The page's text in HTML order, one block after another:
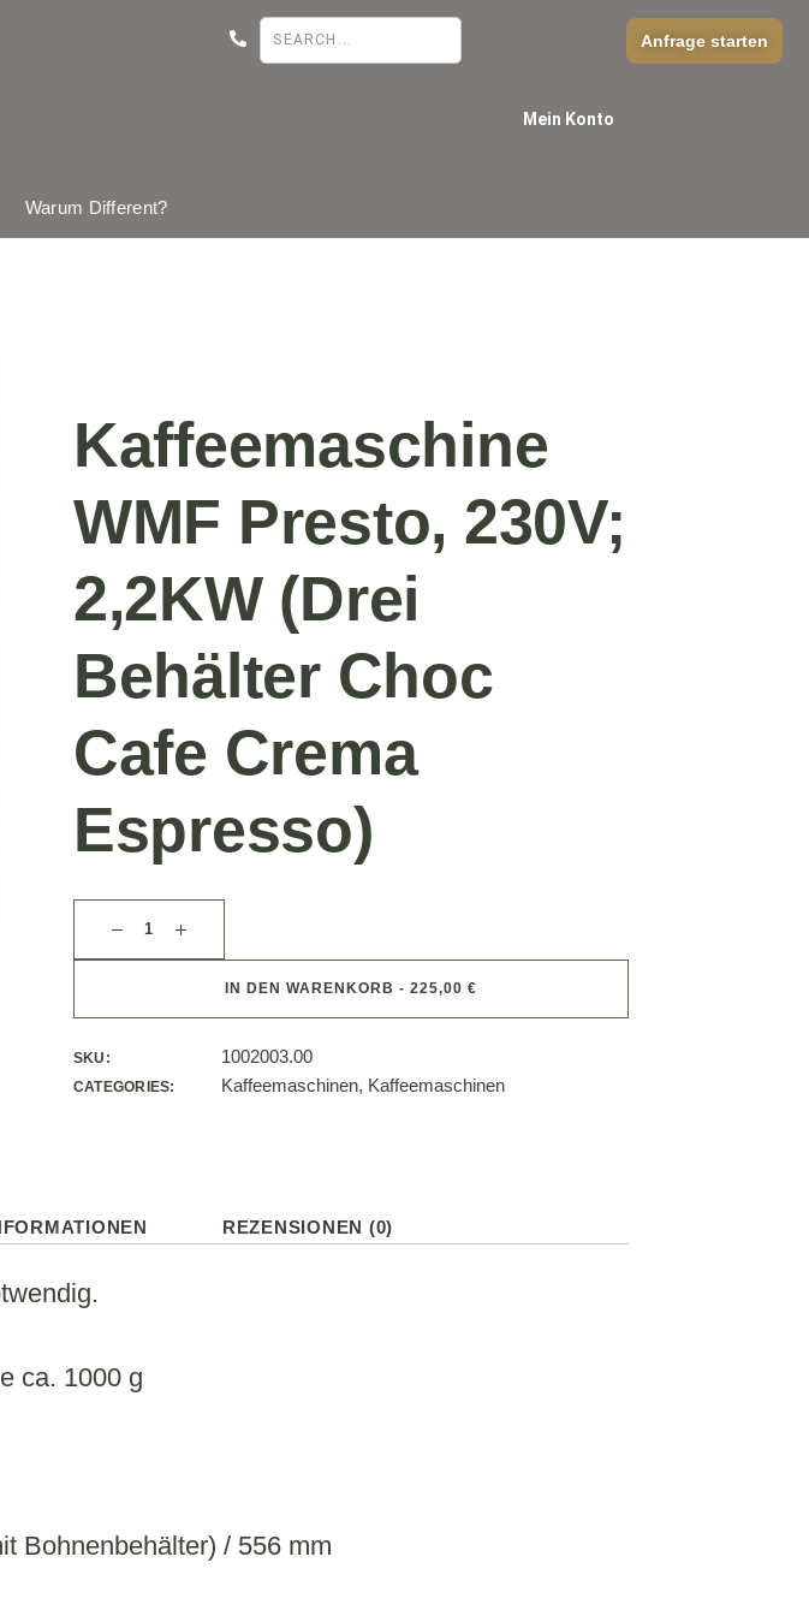
Warum Different?
Mein Konto
Anfrage starten
Kaffeemaschine
WMF Presto, 230V;
2,2KW (Drei
Behälter Choc
Cafe Crema
Espresso)
IN DEN WARENKORB - 225,00 €
SKU: 1002003.00
CATEGORIES: Kaffeemaschinen, Kaffeemaschinen
REZENSIONEN (0)
ca. 1000 g
Bohnenbehälter) / 556 mm